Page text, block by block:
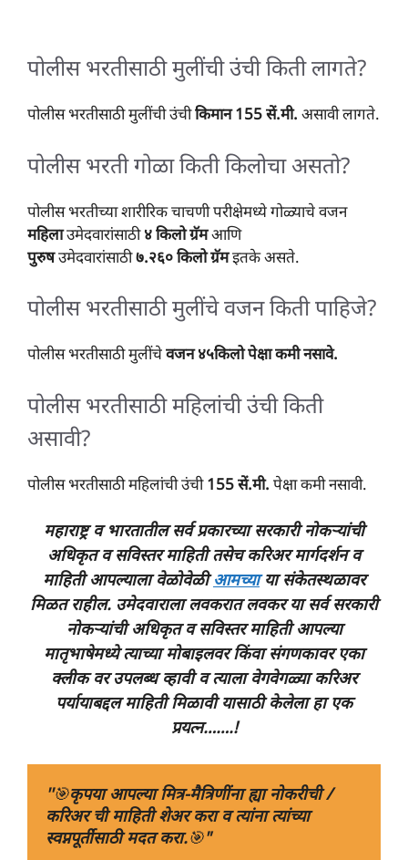
पोलीस भरतीसाठी मुलींची उंची किती लागते?
पोलीस भरतीसाठी मुलींची उंचीकिमान 155 सें.मी. असावी लागते.
पोलीस भरती गोळा किती किलोचा असतो?
पोलीस भरतीच्या शारीरिक चाचणी परीक्षेमध्ये गोळ्याचे वजन
महिलाउमेदवारांसाठी४ किलो ग्रॅमआणि
पुरुषउमेदवारांसाठी७.२६० किलो ग्रॅमइतके असते.
पोलीस भरतीसाठी मुलींचे वजन किती पाहिजे?
पोलीस भरतीसाठी मुलींचेवजन ४५किलो पेक्षा कमी नसावे.
पोलीस भरतीसाठी महिलांची उंची किती
असावी?
पोलीस भरतीसाठी महिलांची उंची155 सें.मी. पेक्षा कमी नसावी.
महाराष्ट्र व भारतातील सर्व प्रकारच्या सरकारी नोकऱ्यांची
अधिकृत व सविस्तर माहितीतसेच करिअर मार्गदर्शन व
माहितीआपल्याला वेळोवेळीआमच्याया संकेतस्थळावर
मिळत राहील. उमेदवाराला लवकरात लवकर या सर्व सरकारी
नोकऱ्यांची अधिकृत व सविस्तर माहिती आपल्या
मातृभाषेमध्ये त्याच्या मोबाइलवर किंवा संगणकावर एका
क्लीक वर उपलब्ध व्हावी व त्याला वेगवेगळ्या करिअर
पर्यायाबद्दल माहिती मिळावी यासाठी केलेला हा एक
प्रयत्न…….!
''🎯कृपया आपल्या मित्र-मैत्रिणींना ह्या नोकरीची /
करिअर ची माहिती शेअर करा व त्यांना त्यांच्या
स्वप्नपूर्तीसाठी मदत करा.🎯"